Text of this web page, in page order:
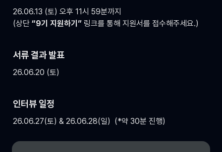
26.06.13 (토) 오후 11시 59분까지
(상단 “9기 지원하기” 링크를 통해 지원서를 접수해주세요.)
서류 결과 발표
26.06.20 (토)
인터뷰 일정
26.06.27(토) & 26.06.28(일)  (*약 30분 진행)